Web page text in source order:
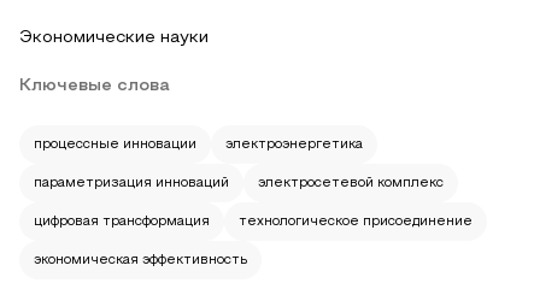
Экономические науки
Ключевые слова
процессные инновации электроэнергетика
параметризация инноваций электросетевой комплекс
цифровая трансформация технологическое присоединение
экономическая эффективность